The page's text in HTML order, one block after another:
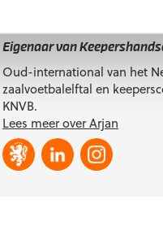
Eigenaar van
Oud-international van het
zaalvoetbalelftal en
KNVB.
Lees meer over Arjan